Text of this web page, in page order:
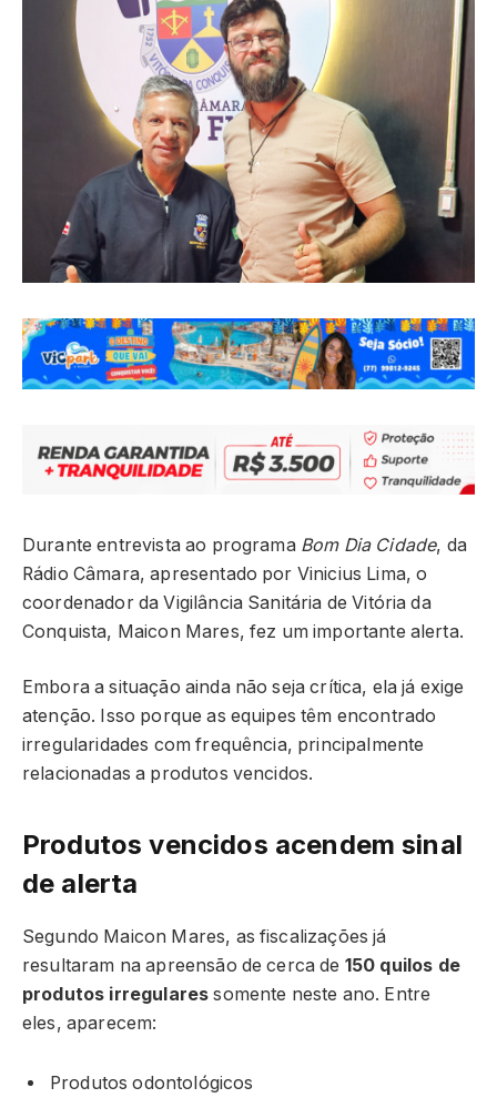
Durante entrevista ao programa Bom Dia Cidade, da
Rádio Câmara, apresentado por Vinicius Lima, o
coordenador da Vigilância Sanitária de Vitória da
Conquista, Maicon Mares, fez um importante alerta.
Embora a situação ainda não seja crítica, ela já exige
atenção. Isso porque as equipes têm encontrado
irregularidades com frequência, principalmente
relacionadas a produtos vencidos.
Produtos vencidos acendem sinal
de alerta
Segundo Maicon Mares, as fiscalizações já
resultaram na apreensão de cerca de 150 quilos de
produtos irregulares somente neste ano. Entre
eles, aparecem:
Produtos odontológicos